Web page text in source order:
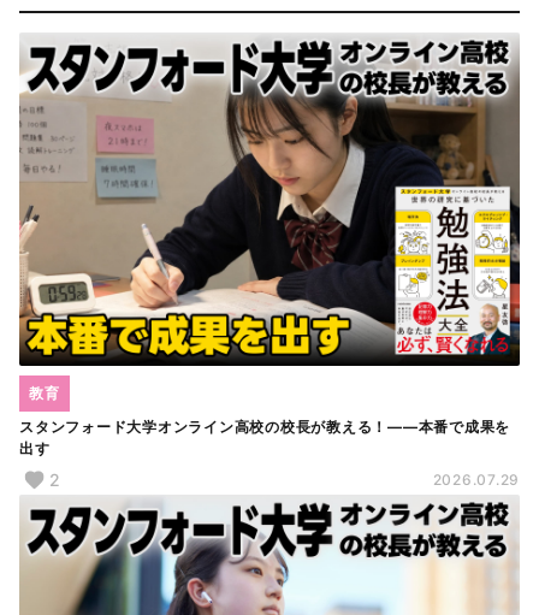
スタンフォード大学オンライン高校の校長が教える！――本番で成果を
出す
教育
2 2026.07.29